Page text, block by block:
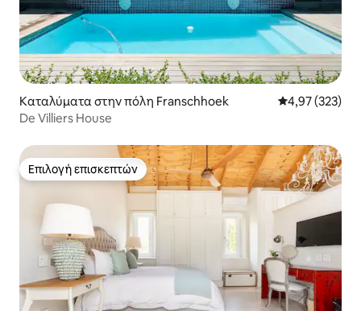
Καταλύματα στην πόλη Franschhoek Μέση
4,97 (323)
De Villiers House
Επιλογή επισκεπτών
Επιλογή επισκεπτών